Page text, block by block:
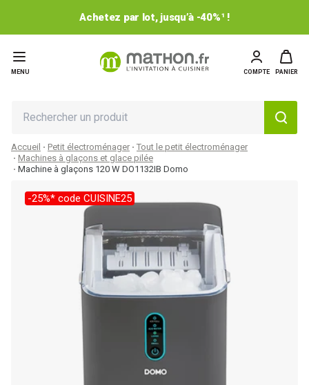
Achetez par lot, jusqu’à -40%¹ !
MENU COMPTE PANIER
Accueil Petit électroménager
Tout le petit électroménager
Machines à glaçons et glace pilée
Machine à glaçons 120 W DO1132IB Domo
-25%* code CUISINE25